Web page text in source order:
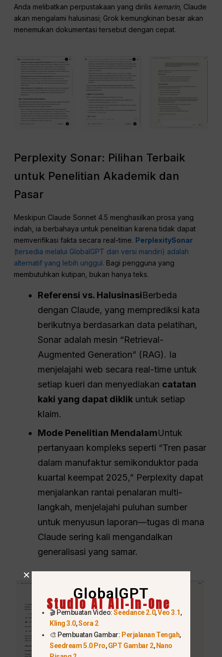
Anda melibatkan perpustakaan yang dirilis kemarin, Claude
akan mengalami halusinasi; Grok kemungkinan besar akan
menemukan dokumentasi tersebut dengan cepat.
Perplexity Sonar: Pilihan Terbaik
untuk Penelitian Akademik dan
Pasar
Meskipun Claude Sonnet 4.5 menghasilkan prosa yang
indah, ia berbahaya untuk penelitian karena tidak dapat
memverifikasi fakta secara real-time. PerplexitySonar
(tersedia melalui GlobalGPT dan versi mandiri) adalah
alternatif yang lebih unggul. Bagi pengguna yang
membutuhkan kutipan, bukan hanya teks.
Referensi vs. HalusinasiBerbeda
dengan Claude, yang memprediksi kata
berikutnya berdasarkan data pelatihan,
Sonar adalah mesin “Retrieval-
Augmented Generation” (RAG). Ia
menjelajahi web secara real-time untuk
setiap kueri dan menyediakan catatan
kaki yang dapat diklik untuk setiap
klaim.
Mode Penelitian MendalamUntuk
pertanyaan kompleks seperti “Tren pasar
dalam manufaktur semikonduktor pada
kuartal keempat 2025,” Perplexity dapat
menjalankan rantai penalaran multi-
langkah, menjelajahi puluhan sumber
untuk menyusun laporan—tugas di mana
Claude sering kali mengandalkan
generalisasi yang samar.
GlobalGPT
Studio AI All-In-One
🎬 Pembuatan Video:Seedance 2.0,Veo 3.1,
Kling 3.0,Sora 2
🎨 Pembuatan Gambar: Perjalanan Tengah,
Seedream 5.0 Pro,GPT Gambar 2,Nano